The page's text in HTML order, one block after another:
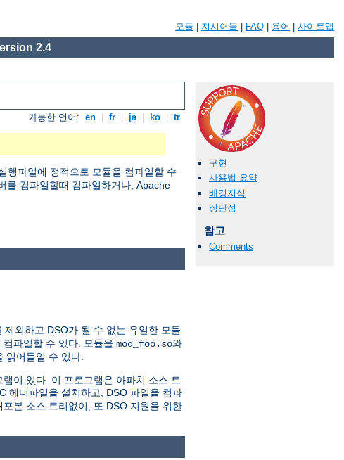
모듈 지시어들 FAQ 용어 사이트맵
2.4
가능한 언어: en fr ja ko tr
행파일에 정적으로 모듈을 컴파일할 수
를 컴파일할때 컴파일하거나, Apache
구현
사용법 요약
배경지식
장단점
참고
Comments
제외하고 DSO가 될 수 없는 유일한 모듈
파일할 수 있다. 모듈을 mod_foo.so와
읽어들일 수 있다.
이 있다. 이 프로그램은 아파치 소스 트
헤더파일을 설치하고, DSO 파일을 컴파
본 소스 트리없이, 또 DSO 지원을 위한